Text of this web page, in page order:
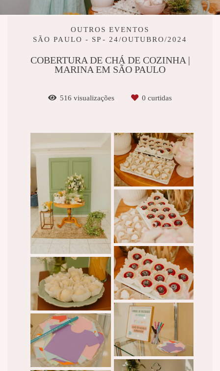
OUTROS EVENTOS
SÃO PAULO - SP
24/OUTUBRO/2024
COBERTURA DE CHÁ DE COZINHA |
MARINA EM SÃO PAULO
516 visualizações 0 curtidas